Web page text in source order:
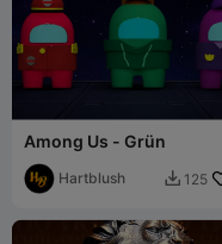
Among Us - Grün
Hartblush  125